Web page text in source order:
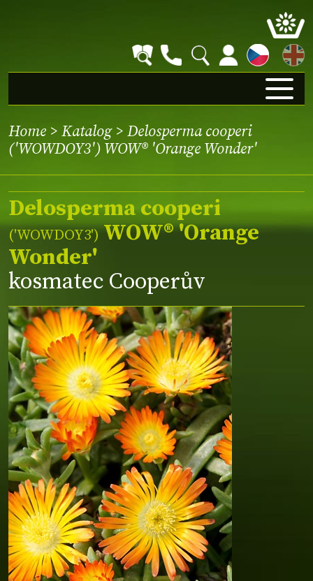
EN
Home > Katalog> Delosperma cooperi
('WOWDOY3') WOW® 'Orange Wonder'
Delosperma cooperi
('WOWDOY3')WOW® 'Orange
Wonder'
kosmatec Cooperův